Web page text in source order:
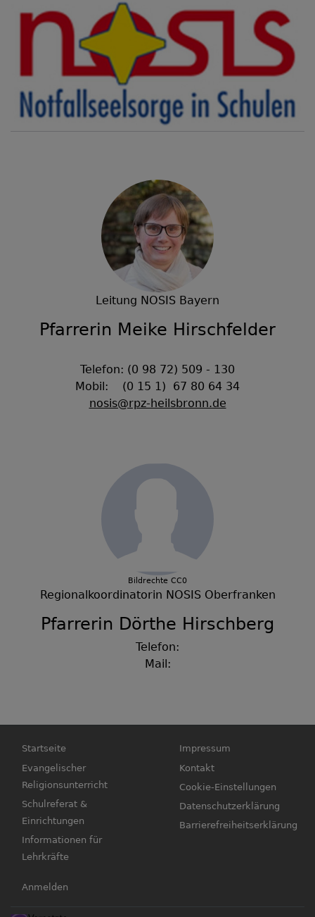
Leitung NOSIS Bayern
Pfarrerin Meike Hirschfelder
Telefon: (0 98 72) 509 - 130
Mobil: (0 15 1) 67 80 64 34
nosis@rpz-heilsbronn.de
Bildrechte CC0
Regionalkoordinatorin NOSIS Oberfranken
Pfarrerin Dörthe Hirschberg
Telefon:
Mail:
Hauptnavigation
Startseite
Evangelischer
Religionsunterricht
Schulreferat &
Einrichtungen
Informationen für
Lehrkräfte
Fußbereichsmenü
Impressum
Kontakt
Cookie-Einstellungen
Datenschutzerklärung
Barrierefreiheitserklärung
Benutzermenü
Anmelden